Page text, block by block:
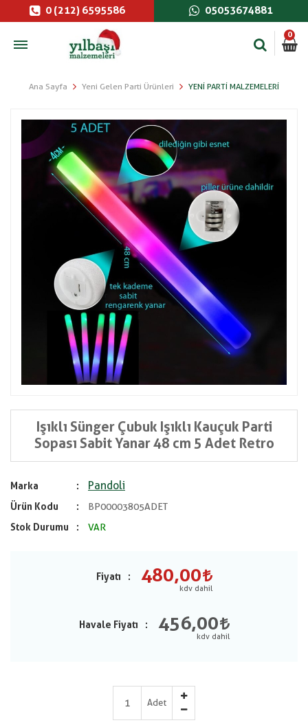
0 (212) 6595586 05053674881
0
Ana Sayfa Yeni Gelen Parti Ürünleri YENI PARTI MALZEMELERI
Işıklı Sünger Çubuk Işıklı Kauçuk Parti
Sopası Sabit Yanar 48 cm 5 Adet Retro
Marka Pandoli
Ürün Kodu
BP00003805ADET
Stok Durumu
VAR
Fiyatı 480,00
Havale Fiyatı 456,00
Adet